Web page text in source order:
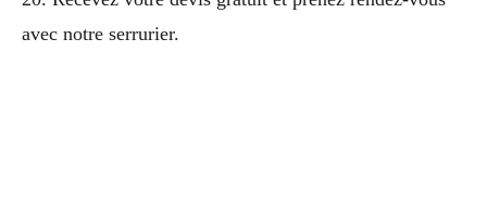
avec notre serrurier.